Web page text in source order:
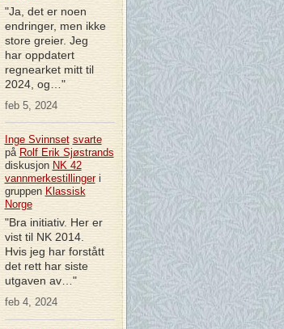
"Ja, det er noen
endringer, men ikke
store greier. Jeg
har oppdatert
regnearket mitt til
2024, og…"
feb 5, 2024
Inge Svinnset svarte
på Rolf Erik Sjøstrands
diskusjon NK 42
vannmerkestillingeri
gruppen Klassisk
Norge
"Bra initiativ. Her er
vist til NK 2014.
Hvis jeg har forstått
det rett har siste
utgaven av…"
feb 4, 2024